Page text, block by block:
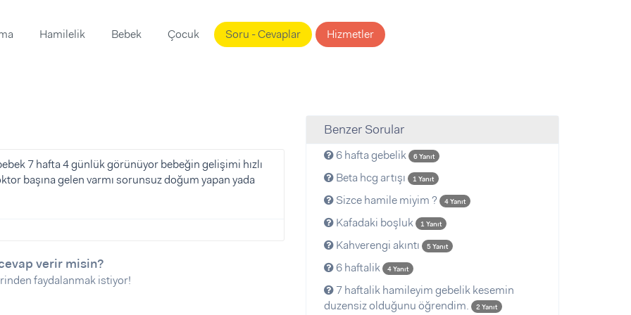
Hamilelik Bebek Çocuk Soru - Cevaplar Hizmetler
7 hafta 4 günlük görünüyor bebeğin gelişimi hızlı
başına gelen varmı sorunsuz doğum yapan yada
verir misin?
faydalanmak istiyor!
Benzer Sorular
6 hafta gebelik 6 Yanıt
Beta hcg artışı 1 Yanıt
Sizce hamile miyim ? 4 Yanıt
Kafadaki boşluk 1 Yanıt
Kahverengi akıntı 5 Yanıt
6 haftalik 4 Yanıt
7 haftalik hamileyim gebelik kesemin
duzensiz olduğunu öğrendim.
2 Yanıt